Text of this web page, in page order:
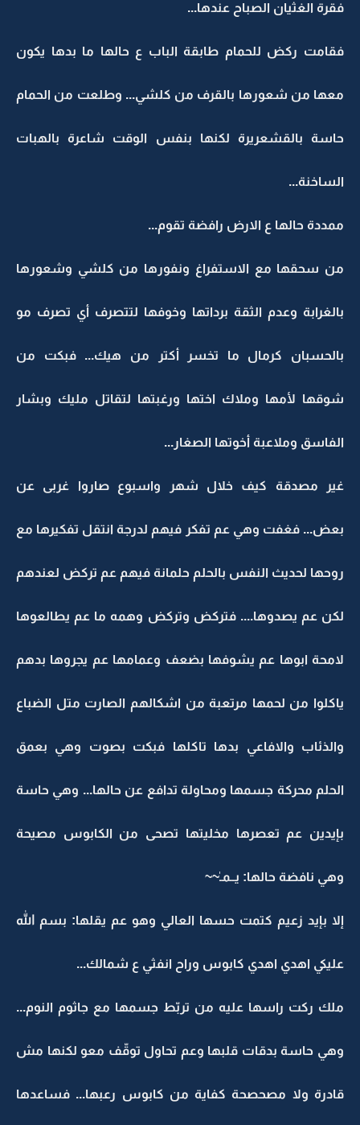
فقرة الغثيان الصباح عندها...
فقامت ركض للحمام طابقة الباب ع حالها ما بدها يكون
معها من شعورها بالقرف من كلشي... وطلعت من الحمام
حاسة بالقشعريرة لكنها بنفس الوقت شاعرة بالهبات
الساخنة...
ممددة حالها ع الارض رافضة تقوم...
من سحقها مع الاستفراغ ونفورها من كلشي وشعورها
بالغرابة وعدم الثقة برداتها وخوفها لتتصرف أي تصرف مو
بالحسبان كرمال ما تخسر أكتر من هيك... فبكت من
شوقها لأمها وملاك اختها ورغبتها لتقاتل مليك وبشار
الفاسق وملاعبة أخوتها الصغار...
غير مصدقة كيف خلال شهر واسبوع صاروا غربى عن
بعض... فغفت وهي عم تفكر فيهم لدرجة انتقل تفكيرها مع
روحها لحديث النفس بالحلم حلمانة فيهم عم تركض لعندهم
لكن عم يصدوها.... فتركض وتركض وهمه ما عم يطالعوها
لامحة ابوها عم يشوفها بضعف وعمامها عم يجروها بدهم
ياكلوا من لحمها مرتعبة من اشكالهم الصارت متل الضباع
والذئاب والافاعي بدها تاكلها فبكت بصوت وهي بعمق
الحلم محركة جسمها ومحاولة تدافع عن حالها... وهي حاسة
بإيدين عم تعصرها مخليتها تصحى من الكابوس مصيحة
وهي نافضة حالها: يــمـٰ~~
إلا بإيد زعيم كتمت حسها العالي وهو عم يقلها: بسم الله
عليكي اهدي اهدي كابوس وراح انفثي ع شمالك...
ملك ركت راسها عليه من تربّط جسمها مع جاثوم النوم...
وهي حاسة بدقات قلبها وعم تحاول توقّف معو لكنها مش
قادرة ولا مصحصحة كفاية من كابوس رعبها... فساعدها